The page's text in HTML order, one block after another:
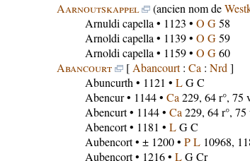
Aarnoutskappel
(ancien nom de
Arnuldi capella • 1123 • O G58
Arnoldi capella • 1139 • O G59
Arnoldi capella • 1159 • O G60
Abancourt
[ Abancourt: Ca : Nrd ]
Abuncurth • 1121 • LG C
Abencur• 1144 • Ca 229, 64 r°, 75
Abencurt• 1144 • Ca 229, 64 r°, 75
Abencort• 1181 • LG C
Aubencort• ± 1200 • P L10968,
Aubencort• 1216 • LG Cr